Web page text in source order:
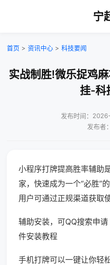
宁
首页 > 资讯中心 > 科技要闻
实战制胜!微乐捉鸡
挂-科
发布时间：
发布者
小程序打牌提高胜率辅助
家，快速成为一个“必胜”
用户可通过正规渠道获取使
辅助安装，可QQ搜索申
件安装教程
手机打牌可以一键让你轻